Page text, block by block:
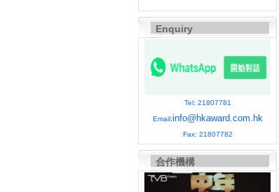
Enquiry
Tel: 21807781
Email:info@hkaward.com.hk
Fax: 21807782
合作機構